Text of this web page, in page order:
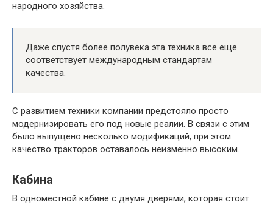
народного хозяйства.
Даже спустя более полувека эта техника все еще
соответствует международным стандартам
качества.
С развитием техники компании предстояло просто
модернизировать его под новые реалии. В связи с этим
было выпущено несколько модификаций, при этом
качество тракторов оставалось неизменно высоким.
Кабина
В одноместной кабине с двумя дверями, которая стоит